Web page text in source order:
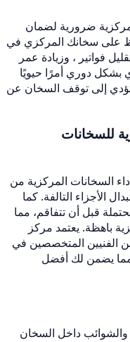
ضرورية لضمان
على سخانك المركزي في
فواتير ، وزيادة عمر
بشكل دوري أمرًا حيويًا
تؤدي إلى توقف السخان عن
للسخانات
السخانات المركزية من
الأجزاء التالفة. كما
قبل أن تتفاقم، مما
باهظة. يعتمد مركز
المتخصصين في
مما يضمن لك أفضل
داخل السخان